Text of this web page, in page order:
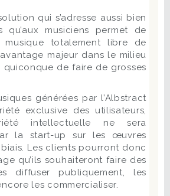
qui s’adresse aussi bien
qu’aux musiciens permet de
totalement libre de
majeur dans le milieu
quiconque de faire de grosses
générées par l’Albstract
exclusive des utilisateurs,
intellectuelle ne sera
la start-up sur les œuvres
Les clients pourront donc
qu’ils souhaiteront faire des
diffuser publiquement, les
les commercialiser.